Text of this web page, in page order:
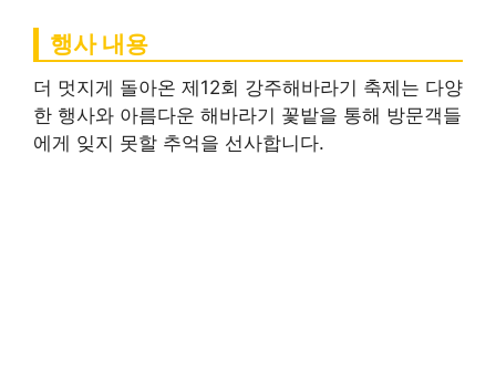
행사 내용
더 멋지게 돌아온 제12회 강주해바라기 축제는 다양
한 행사와 아름다운 해바라기 꽃밭을 통해 방문객들
에게 잊지 못할 추억을 선사합니다.